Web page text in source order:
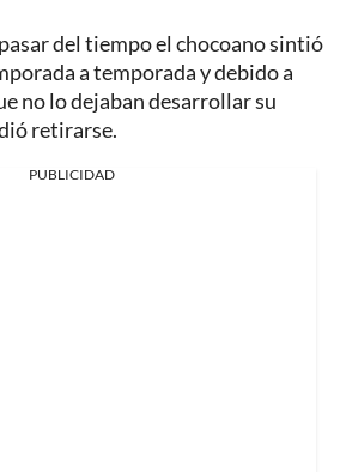
del tiempo el chocoano sintió
a temporada y debido a
no lo dejaban desarrollar su
retirarse.
PUBLICIDAD